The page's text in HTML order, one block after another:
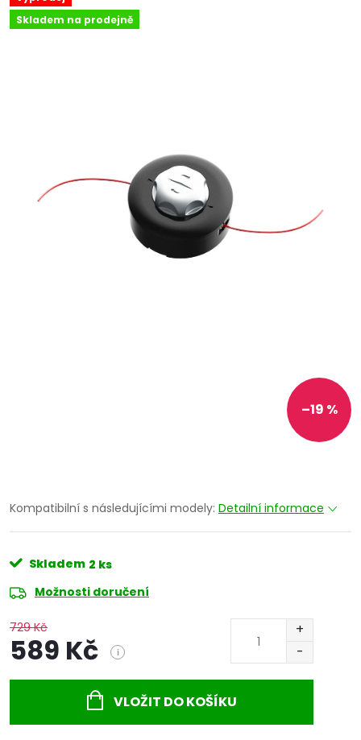
Skladem na prodejně
–19 %
Kompatibilní s následujícími modely: Detailní informace
Skladem 2 ks
Možnosti doručení
729 Kč
589 Kč i
VLOŽIT DO KOŠÍKU